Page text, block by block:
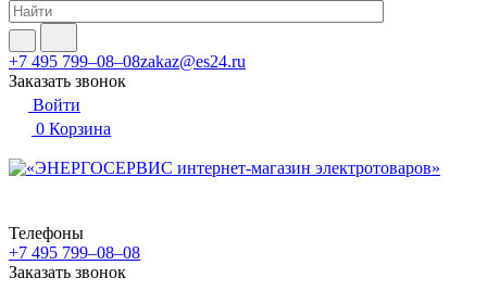
+7 495 799–08–08zakaz@es24.ru
Заказать звонок
Войти
0 Корзина
Телефоны
+7 495 799–08–08
Заказать звонок